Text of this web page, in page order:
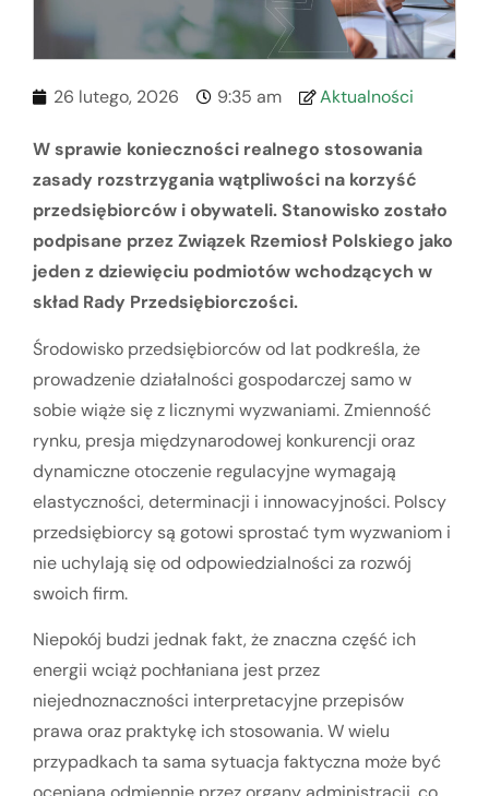
26 lutego, 2026 9:35 am Aktualności
W sprawie konieczności realnego stosowania
zasady rozstrzygania wątpliwości na korzyść
przedsiębiorców i obywateli. Stanowisko zostało
podpisane przez Związek Rzemiosł Polskiego jako
jeden z dziewięciu podmiotów wchodzących w
skład Rady Przedsiębiorczości.
Środowisko przedsiębiorców od lat podkreśla, że
prowadzenie działalności gospodarczej samo w
sobie wiąże się z licznymi wyzwaniami. Zmienność
rynku, presja międzynarodowej konkurencji oraz
dynamiczne otoczenie regulacyjne wymagają
elastyczności, determinacji i innowacyjności. Polscy
przedsiębiorcy są gotowi sprostać tym wyzwaniom i
nie uchylają się od odpowiedzialności za rozwój
swoich firm.
Niepokój budzi jednak fakt, że znaczna część ich
energii wciąż pochłaniana jest przez
niejednoznaczności interpretacyjne przepisów
prawa oraz praktykę ich stosowania. W wielu
przypadkach ta sama sytuacja faktyczna może być